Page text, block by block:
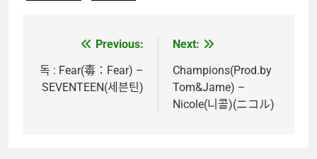
章
Previous:
독 : Fear(毒：Fear) –
SEVENTEEN(세븐틴)
Next:
Champions(Prod.by
Tom&Jame) –
Nicole(니콜)(ニコル)